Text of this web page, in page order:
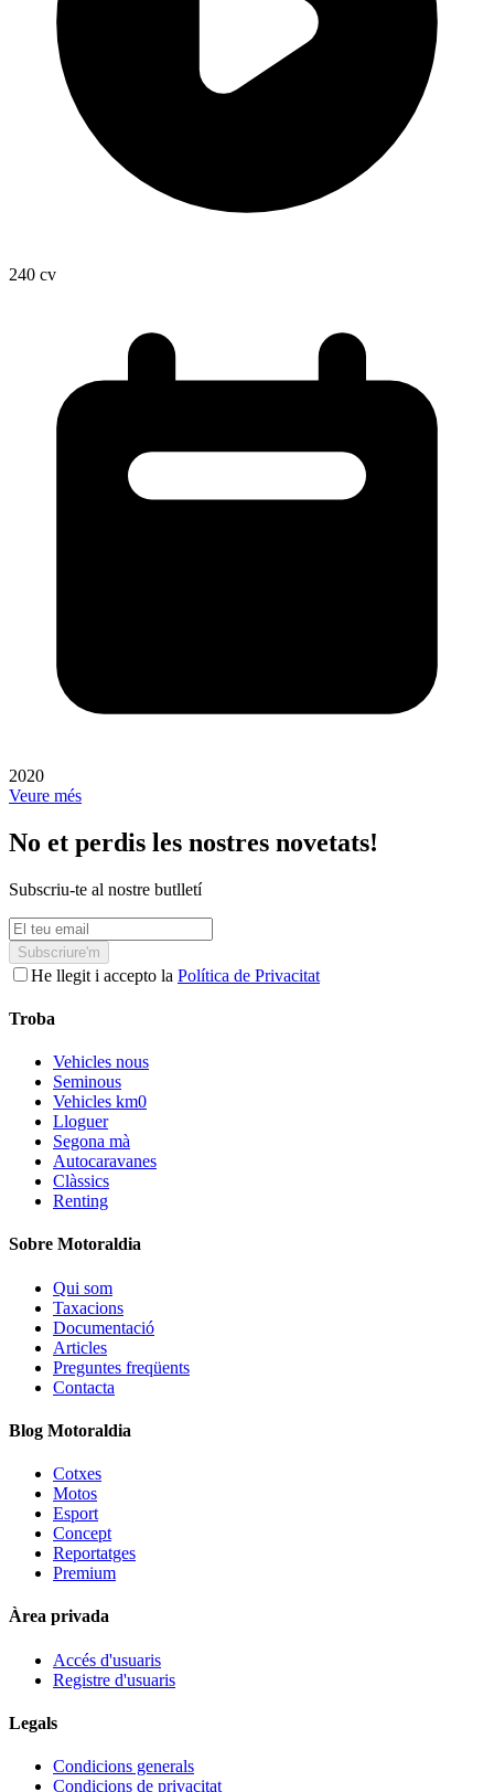
240 cv
2020
Veure més
No et perdis les nostres novetats!
Subscriu-te al nostre butlletí
Subscriure'm
He llegit i accepto la Política de Privacitat
Troba
Vehicles nous
Seminous
Vehicles km0
Lloguer
Segona mà
Autocaravanes
Clàssics
Renting
Sobre Motoraldia
Qui som
Taxacions
Documentació
Articles
Preguntes freqüents
Contacta
Blog Motoraldia
Cotxes
Motos
Esport
Concept
Reportatges
Premium
Àrea privada
Accés d'usuaris
Registre d'usuaris
Legals
Condicions generals
Condicions de privacitat